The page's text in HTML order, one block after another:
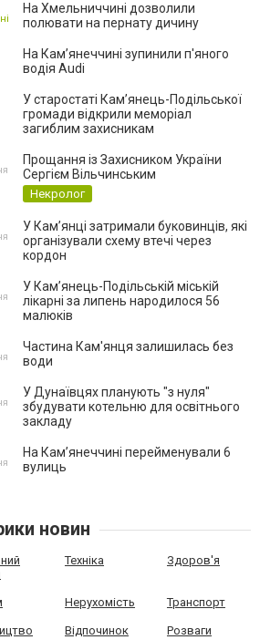
На Хмельниччині дозволили
полювати на пернату дичину
На Камʼянеччині зупинили п'яного
водія Audi
У старостаті Кам’янець-Подільської
громади відкрили меморіал
загиблим захисникам
Прощання із Захисником України
Сергієм Вільчинським
Некролог
У Кам’янці затримали буковинців, які
організували схему втечі через
кордон
У Кам’янець-Подільській міській
лікарні за липень народилося 56
малюків
Частина Кам'янця залишилась без
води
У Дунаївцях планують "з нуля"
збудувати котельню для освітнього
закладу
На Камʼянеччині перейменували 6
вулиць
новин
Техніка Здоров'я
Нерухомість Транспорт
Відпочинок Розваги